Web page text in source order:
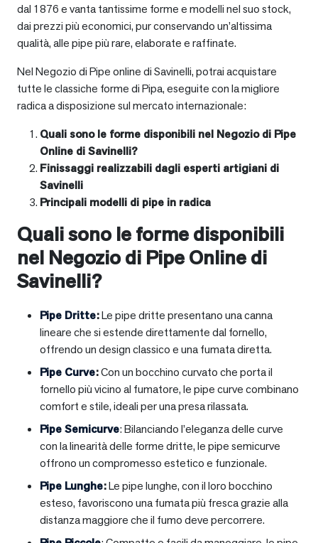
dal 1876 e vanta tantissime forme e modelli nel suo stock,
dai prezzi più economici, pur conservando un’altissima
qualità, alle pipe più rare, elaborate e raffinate.
Nel Negozio di Pipe online di Savinelli, potrai acquistare
tutte le classiche forme di Pipa, eseguite con la migliore
radica a disposizione sul mercato internazionale:
Quali sono le forme disponibili nel Negozio di Pipe
Online di Savinelli?
Finissaggi realizzabili dagli esperti artigiani di
Savinelli
Principali modelli di pipe in radica
Quali sono le forme disponibili
nel Negozio di Pipe Online di
Savinelli?
Pipe Dritte:Le pipe dritte presentano una canna
lineare che si estende direttamente dal fornello,
offrendo un design classico e una fumata diretta.
Pipe Curve:Con un bocchino curvato che porta il
fornello più vicino al fumatore, le pipe curve combinano
comfort e stile, ideali per una presa rilassata.
Pipe Semicurve: Bilanciando l’eleganza delle curve
con la linearità delle forme dritte, le pipe semicurve
offrono un compromesso estetico e funzionale.
Pipe Lunghe:Le pipe lunghe, con il loro bocchino
esteso, favoriscono una fumata più fresca grazie alla
distanza maggiore che il fumo deve percorrere.